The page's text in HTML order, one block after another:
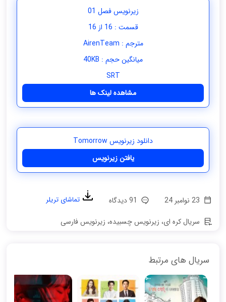
زیرنویس فصل 01
قسمت : 16 از 16
مترجم : AirenTeam
میانگین حجم : 40KB
SRT
مشاهده لینک ها
دانلود زیرنویس Tomorrow
یافتن زیرنویس
تماشای تریلر
سریال کره ای، زیرنویس چسبیده، زیرنویس فارسی
سریال های مرتبط